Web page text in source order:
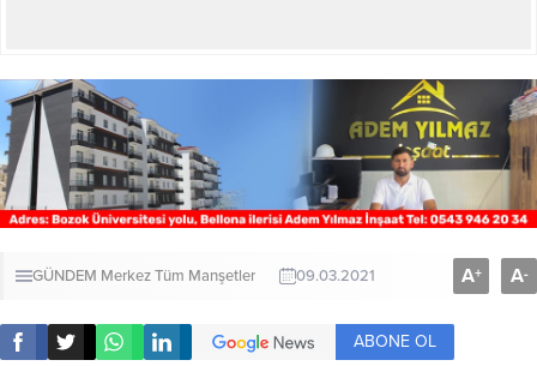
GÜNDEM MerkezTüm Manşetler 09.03.2021 A+ A-
ABONE OL